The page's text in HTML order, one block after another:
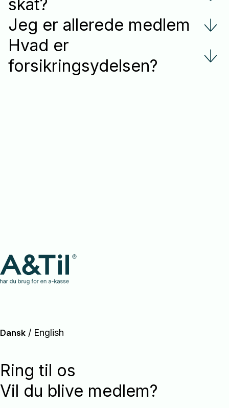
skat?
Jeg er allerede medlem
Hvad er
forsikringsydelsen?
Dansk / English
Ring til os
Vil du blive medlem?